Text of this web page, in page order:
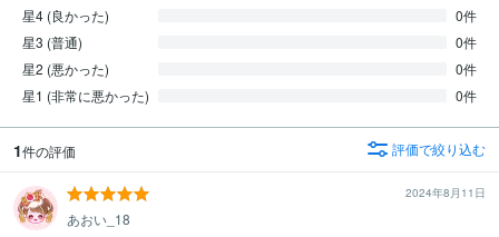
星4 (良かった)
0件
星3 (普通)
0件
星2 (悪かった)
0件
星1 (非常に悪かった)
0件
1件の評価 評価で絞り込む
2024年8月11日
あおい_18